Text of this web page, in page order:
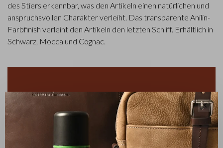
des Stiers erkennbar, was den Artikeln einen natürlichen und
anspruchsvollen Charakter verleiht. Das transparente Anilin-
Farbfinish verleiht den Artikeln den letzten Schliff. Erhältlich in
Schwarz, Mocca und Cognac.
✕